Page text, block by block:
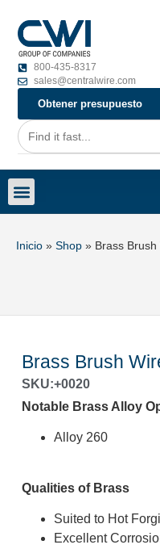
800-435-8317
sales@centralwire.com
Obtener presupuesto
Inicio » Shop » Brass Brush
Brass Brush
SKU:+0020
Notable Brass Alloy
Alloy 260
Qualities of Brass
Suited to Hot
Excellent